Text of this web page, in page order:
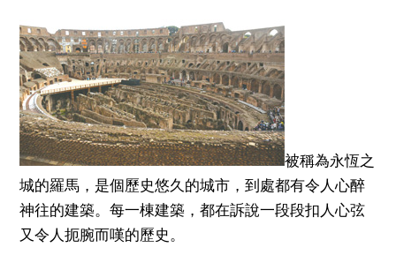
被稱為永恆之
城的羅馬，是個歷史悠久的城市，到處都有令人心醉
神往的建築。每一棟建築，都在訴說一段段扣人心弦
又令人扼腕而嘆的歷史。